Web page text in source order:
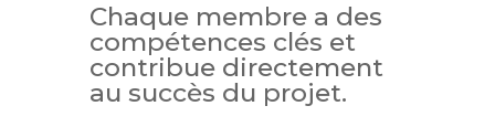
Chaque membre a des
compétences clés et
contribue directement
au succès du projet.